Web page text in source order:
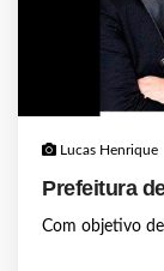
Lucas Henrique
Prefeitura
Com objetivo